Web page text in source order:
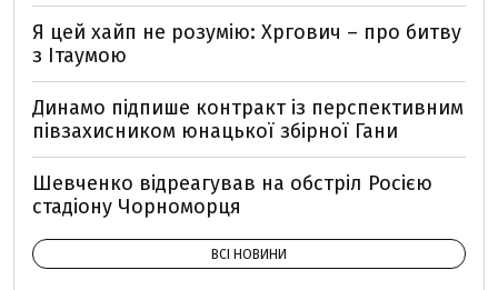
Я цей хайп не розумію: Хргович – про битву
з Ітаумою
Динамо підпише контракт із перспективним
півзахисником юнацької збірної Гани
Шевченко відреагував на обстріл Росією
стадіону Чорноморця
ВСІ НОВИНИ